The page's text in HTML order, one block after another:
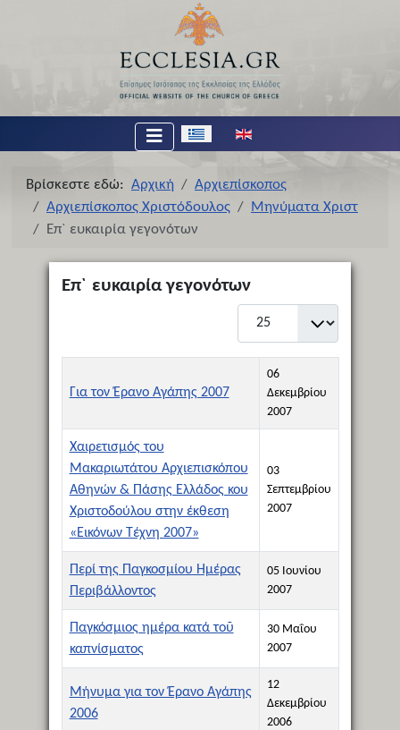
Επιλέξτε τη γλώσσα σας
Βρίσκεστε εδώ: Αρχική
Αρχιεπίσκοπος
Αρχιεπίσκοπος Χριστόδουλος
Μηνύματα Χριστ
Επ` ευκαιρία γεγονότων
Επ` ευκαιρία γεγονότων
Εμφάνιση #
Ημερομηνία Δημιουργίας
Για τον Έρανο Αγάπης 2007
06
Δεκεμβρίου
2007
Χαιρετισμός του
Μακαριωτάτου Αρχιεπισκόπου
Αθηνών & Πάσης Ελλάδος κου
Χριστοδούλου στην έκθεση
«Εικόνων Τέχνη 2007»
03
Σεπτεμβρίου
2007
Περί της Παγκοσμίου Ημέρας
Περιβάλλοντος
05 Ιουνίου
2007
Παγκόσμιος ημέρα κατά τοῦ
καπνίσματος
30 Μαΐου
2007
Μήνυμα για τον Έρανο Αγάπης
2006
12
Δεκεμβρίου
2006